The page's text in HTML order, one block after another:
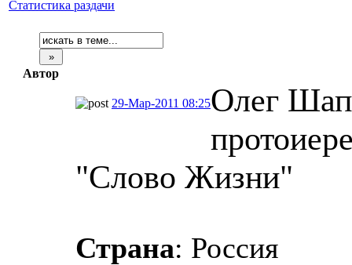
Статистика раздачи
Автор
29-Мар-2011 08:25Олег
"Слово Жизни"
Страна: Россия